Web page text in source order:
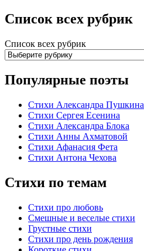
Список всех рубрик
Список всех рубрик
Популярные поэты
Стихи Александра Пушкина
Стихи Сергея Есенина
Стихи Александра Блока
Стихи Анны Ахматовой
Стихи Афанасия Фета
Стихи Антона Чехова
Стихи по темам
Стихи про любовь
Смешные и веселые стихи
Грустные стихи
Стихи про день рождения